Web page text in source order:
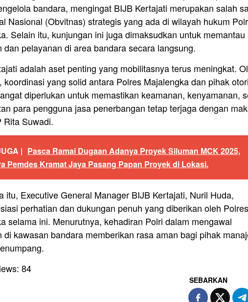
bandara, mengingat BIJB Kertajati merupakan salah
Nasional (Obvitnas) strategis yang ada di wilayah hukum
Selain itu, kunjungan ini juga dimaksudkan untuk memantau
dan pelayanan di area bandara secara langsung.
adalah aset penting yang mobilitasnya terus meningkat.
koordinasi yang solid antara Polres Majalengka dan pihak
diperlukan untuk memastikan keamanan, kenyamanan,
para pengguna jasa penerbangan tetap terjaga dengan
Rita Suwadi.
| Pasca Ramai Dugaan Adanya Proyek Siluman MCK 2025,
Pemdes Kramat Jaya Pasang Papan Proyek di Lokasi.
itu, Executive General Manager BIJB Kertajati, Nuril Huda,
perhatian dan dukungan penuh yang diberikan oleh Polres
selama ini. Menurutnya, kehadiran Polri dalam mengawal
di kawasan bandara memberikan rasa aman bagi pihak
84
SEBARKAN